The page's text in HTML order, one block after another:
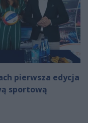
pierwsza edycja
sportową